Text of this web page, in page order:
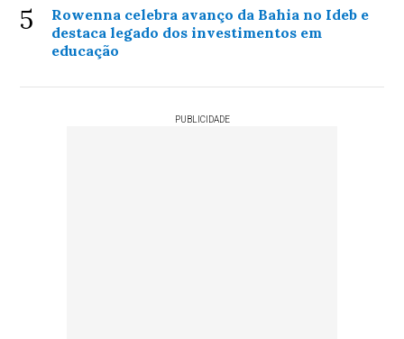
5
Rowenna celebra avanço da Bahia no Ideb e
destaca legado dos investimentos em
educação
PUBLICIDADE